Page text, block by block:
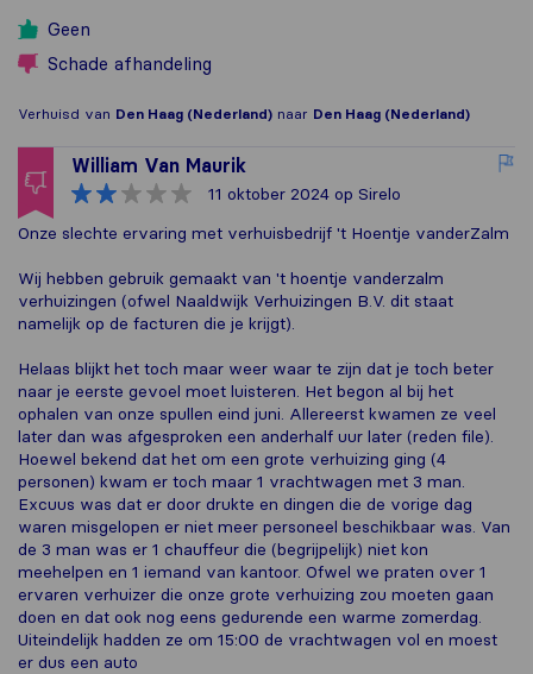
Geen
Schade afhandeling
Verhuisd van Den Haag (Nederland) naar Den Haag (Nederland)
William Van Maurik
11 oktober 2024 op Sirelo
Onze slechte ervaring met verhuisbedrijf 't Hoentje vanderZalm
Wij hebben gebruik gemaakt van 't hoentje vanderzalm
verhuizingen (ofwel Naaldwijk Verhuizingen B.V. dit staat
namelijk op de facturen die je krijgt).
Helaas blijkt het toch maar weer waar te zijn dat je toch beter
naar je eerste gevoel moet luisteren. Het begon al bij het
ophalen van onze spullen eind juni. Allereerst kwamen ze veel
later dan was afgesproken een anderhalf uur later (reden file).
Hoewel bekend dat het om een grote verhuizing ging (4
personen) kwam er toch maar 1 vrachtwagen met 3 man.
Excuus was dat er door drukte en dingen die de vorige dag
waren misgelopen er niet meer personeel beschikbaar was. Van
de 3 man was er 1 chauffeur die (begrijpelijk) niet kon
meehelpen en 1 iemand van kantoor. Ofwel we praten over 1
ervaren verhuizer die onze grote verhuizing zou moeten gaan
doen en dat ook nog eens gedurende een warme zomerdag.
Uiteindelijk hadden ze om 15:00 de vrachtwagen vol en moest
er dus een auto